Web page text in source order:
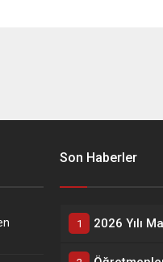
Son Haberler